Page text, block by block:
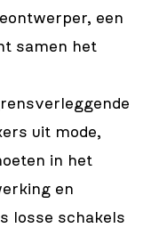
een
samen het
uit mode,
in het
en
losse schakels